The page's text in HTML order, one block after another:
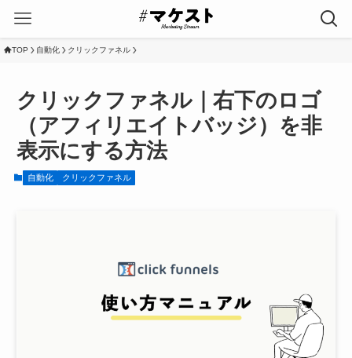
TOP 自動化 クリックファネル
クリックファネル｜右下のロゴ
（アフィリエイトバッジ）を非
表示にする方法
自動化 クリックファネル